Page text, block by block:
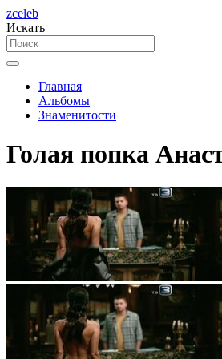
zceleb
Искать
Главная
Альбомы
Знаменитости
Голая попка